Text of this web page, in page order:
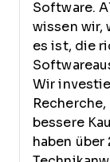
Software.
wissen wir,
es ist, die
Wir
bessere
haben